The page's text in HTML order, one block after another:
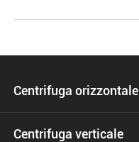
Centrifuga orizzontale
Centrifuga verticale